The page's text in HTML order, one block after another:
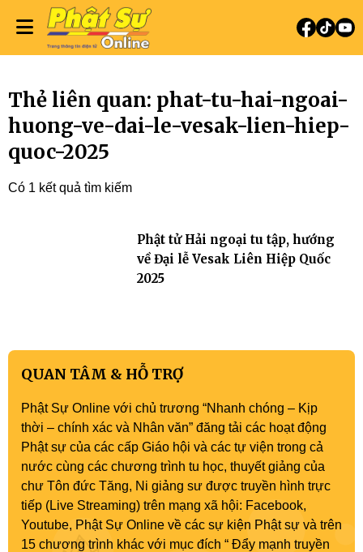
Thẻ liên quan: phat-tu-hai-ngoai-
huong-ve-dai-le-vesak-lien-hiep-
quoc-2025
Có 1 kết quả tìm kiếm
Phật tử Hải ngoại tu tập, hướng
về Đại lễ Vesak Liên Hiệp Quốc
2025
QUAN TÂM & HỖ TRỢ
Phật Sự Online với chủ trương “Nhanh chóng – Kịp
thời – chính xác và Nhân văn” đăng tải các hoạt động
Phật sự của các cấp Giáo hội và các tự viện trong cả
nước cùng các chương trình tu học, thuyết giảng của
chư Tôn đức Tăng, Ni giảng sư được truyền hình trực
tiếp (Live Streaming) trên mạng xã hội: Facebook,
Youtube, Phật Sự Online về các sự kiện Phật sự và trên
15 chương trình khác với mục đích “ Đẩy mạnh truyền